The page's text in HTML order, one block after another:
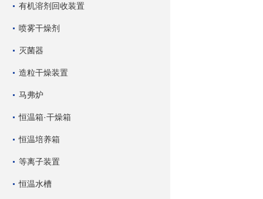
有机溶剂回收装置
喷雾干燥剂
灭菌器
造粒干燥装置
马弗炉
恒温箱·干燥箱
恒温培养箱
等离子装置
恒温水槽